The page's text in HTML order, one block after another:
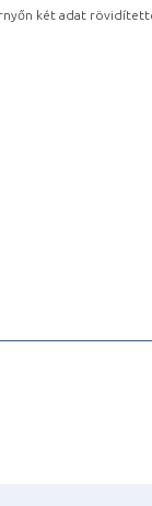
két adat